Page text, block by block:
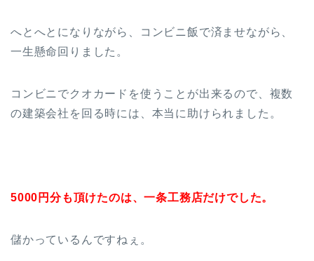
へとへとになりながら、コンビニ飯で済ませながら、
一生懸命回りました。
コンビニでクオカードを使うことが出来るので、複数
の建築会社を回る時には、本当に助けられました。
5000円分も頂けたのは、一条工務店だけでした。
儲かっているんですねぇ。